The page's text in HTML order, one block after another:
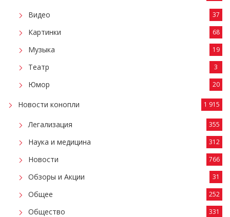
Видео 37
Картинки 68
Музыка 19
Театр 3
Юмор 20
Новости конопли 1 915
Легализация 355
Наука и медицина 312
Новости 766
Обзоры и Акции 31
Общее 252
Общество 331